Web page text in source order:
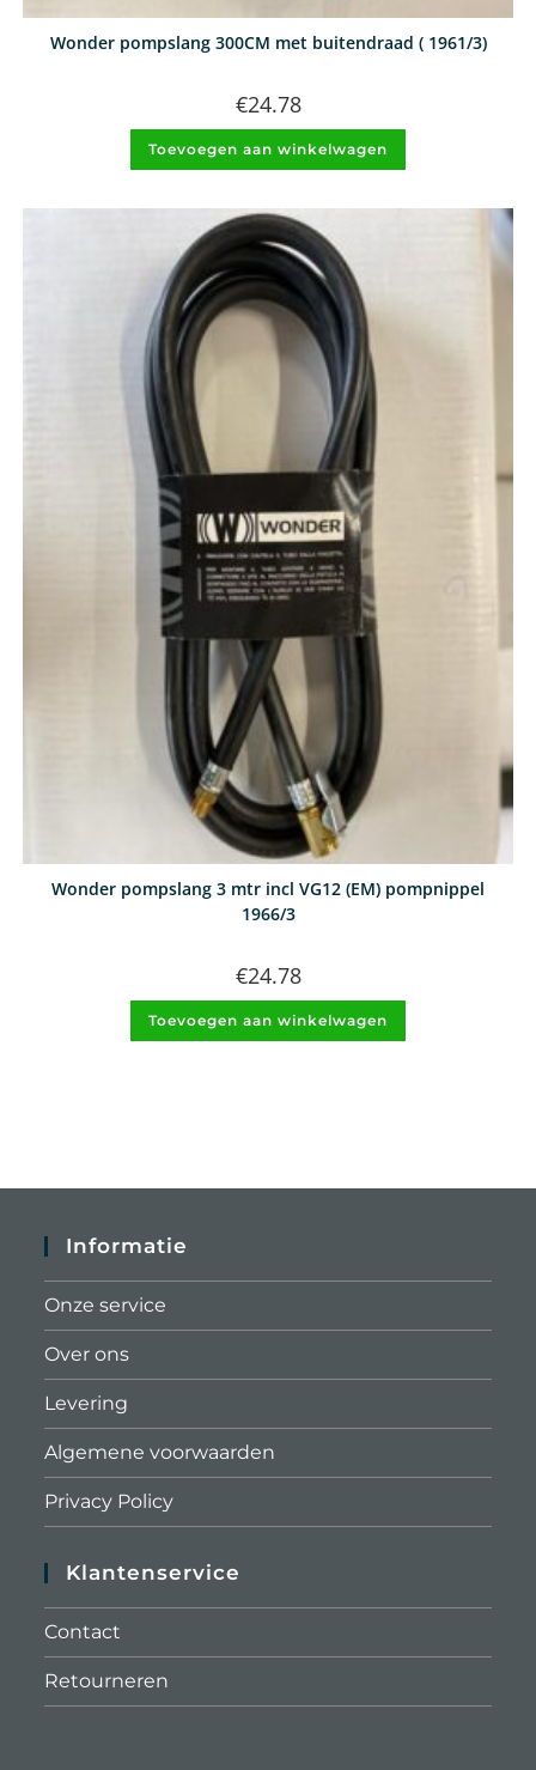
Wonder pompslang 300CM met buitendraad ( 1961/3)
€24.78
Toevoegen aan winkelwagen
Wonder pompslang 3 mtr incl VG12 (EM) pompnippel
1966/3
€24.78
Toevoegen aan winkelwagen
Informatie
Onze service
Over ons
Levering
Algemene voorwaarden
Privacy Policy
Klantenservice
Contact
Retourneren